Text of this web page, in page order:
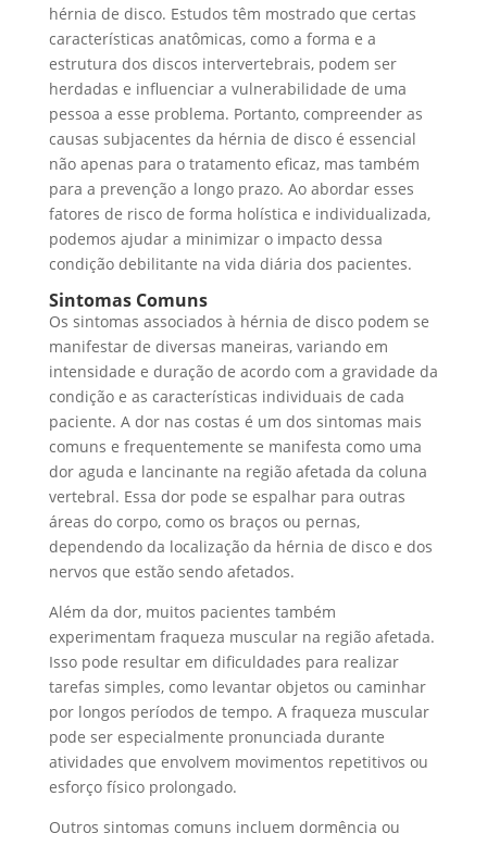
hérnia de disco. Estudos têm mostrado que certas
características anatômicas, como a forma e a
estrutura dos discos intervertebrais, podem ser
herdadas e influenciar a vulnerabilidade de uma
pessoa a esse problema. Portanto, compreender as
causas subjacentes da hérnia de disco é essencial
não apenas para o tratamento eficaz, mas também
para a prevenção a longo prazo. Ao abordar esses
fatores de risco de forma holística e individualizada,
podemos ajudar a minimizar o impacto dessa
condição debilitante na vida diária dos pacientes.
Sintomas Comuns
Os sintomas associados à hérnia de disco podem se
manifestar de diversas maneiras, variando em
intensidade e duração de acordo com a gravidade da
condição e as características individuais de cada
paciente. A dor nas costas é um dos sintomas mais
comuns e frequentemente se manifesta como uma
dor aguda e lancinante na região afetada da coluna
vertebral. Essa dor pode se espalhar para outras
áreas do corpo, como os braços ou pernas,
dependendo da localização da hérnia de disco e dos
nervos que estão sendo afetados.
Além da dor, muitos pacientes também
experimentam fraqueza muscular na região afetada.
Isso pode resultar em dificuldades para realizar
tarefas simples, como levantar objetos ou caminhar
por longos períodos de tempo. A fraqueza muscular
pode ser especialmente pronunciada durante
atividades que envolvem movimentos repetitivos ou
esforço físico prolongado.
Outros sintomas comuns incluem dormência ou